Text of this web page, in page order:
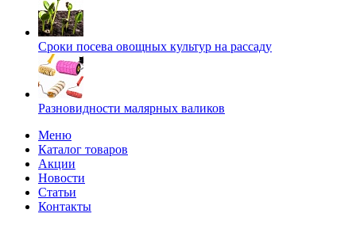
Сроки посева овощных культур на рассаду
Разновидности малярных валиков
Меню
Каталог товаров
Акции
Новости
Статьи
Контакты